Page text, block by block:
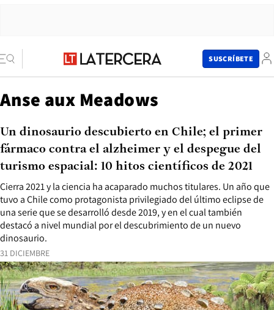
SUSCRÍBETE
Anse aux Meadows
31 DICIEMBRE
Cierra 2021 y la ciencia ha acaparado muchos titulares. Un año que
tuvo a Chile como protagonista privilegiado del último eclipse de
una serie que se desarrolló desde 2019, y en el cual también
destacó a nivel mundial por el descubrimiento de un nuevo
dinosaurio.
Un dinosaurio descubierto en Chile; el primer
fármaco contra el alzheimer y el despegue del
turismo espacial: 10 hitos científicos de 2021